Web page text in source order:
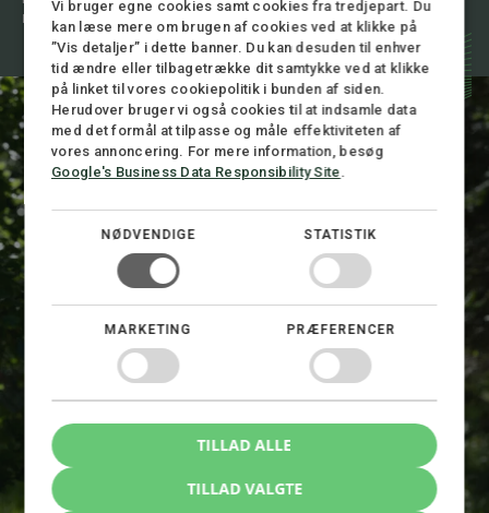
mail@stormadvokatfirma.dk
Rune Hyllested
Advokat (L), Partner, CEO
Vi bruger egne cookies samt cookies fra tredjepart. Du
kan læse mere om brugen af cookies ved at klikke på
”Vis detaljer” i dette banner. Du kan desuden til enhver
tid ændre eller tilbagetrække dit samtykke ved at klikke
på linket til vores cookiepolitik i bunden af siden.
Herudover bruger vi også cookies til at indsamle data
med det formål at tilpasse og måle effektiviteten af
vores annoncering. For mere information, besøg
Google's Business Data Responsibility Site.
NØDVENDIGE STATISTIK
MARKETING PRÆFERENCER
TILLAD VALGTE
TILLAD ALLE